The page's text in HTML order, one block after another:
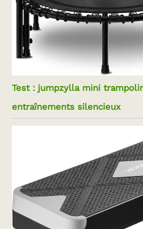
Test : jumpzylla mini
entraînements silencieux